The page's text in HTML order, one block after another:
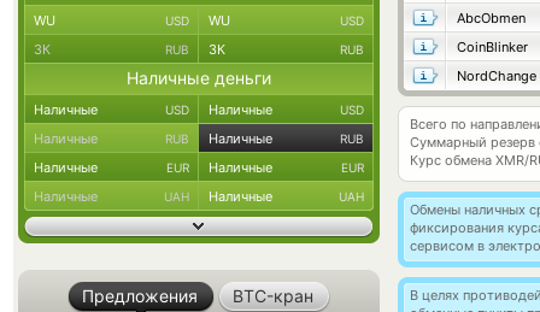
AbcObmen
CoinBlinker
NordChange
Всего по
Суммарный резерв
Курс обмена XMR/
Обмены наличных
фиксирования
сервисом в
В целях
WU USD WU USD
ЗК RUB ЗК RUB
Наличные деньги
Наличные USD Наличные USD
Наличные RUB Наличные RUB
Наличные EUR Наличные EUR
Наличные UAH Наличные UAH
Предложения BTC-кран